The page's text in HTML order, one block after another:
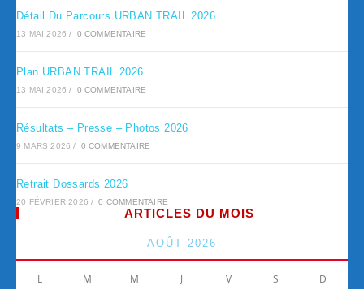
Détail Du Parcours URBAN TRAIL 2026
13 MAI 2026 / 0 COMMENTAIRE
Plan URBAN TRAIL 2026
13 MAI 2026 / 0 COMMENTAIRE
Résultats – Presse – Photos 2026
9 MARS 2026 / 0 COMMENTAIRE
Retrait Dossards 2026
20 FÉVRIER 2026 / 0 COMMENTAIRE
ARTICLES DU MOIS
AOÛT 2026
L M M J V S D